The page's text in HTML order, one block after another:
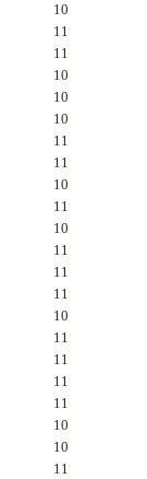
10
11
11
10
10
10
11
11
10
11
10
11
11
11
10
11
11
11
11
10
10
11